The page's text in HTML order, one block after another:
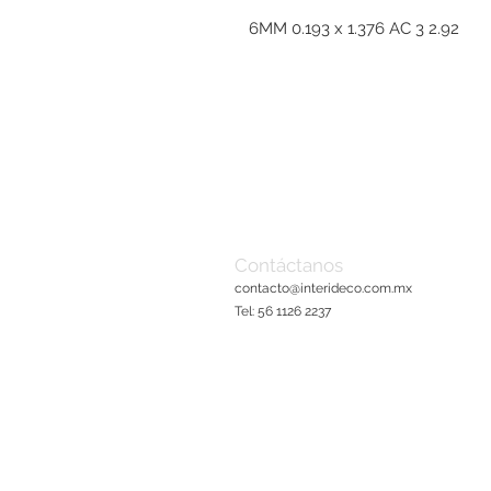
6MM 0.193 x 1.376 AC 3 2.92
Contáctanos
contacto@interideco.com .mx
Tel: 56 1126 2237